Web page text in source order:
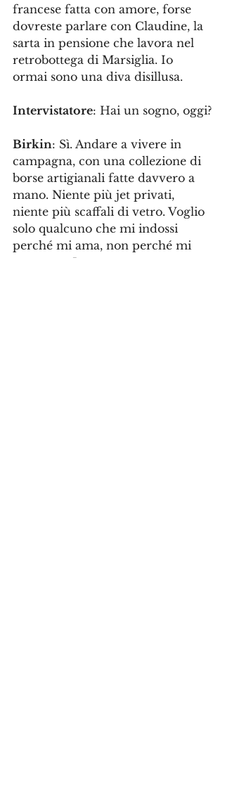
francese fatta con amore, forse
dovreste parlare con Claudine, la
sarta in pensione che lavora nel
retrobottega di Marsiglia. Io
ormai sono una diva disillusa.
Intervistatore: Hai un sogno, oggi?
Birkin: Sì. Andare a vivere in
campagna, con una collezione di
borse artigianali fatte davvero a
mano. Niente più jet privati,
niente più scaffali di vetro. Voglio
solo qualcuno che mi indossi
perché mi ama, non perché mi
mostra su Instagram.